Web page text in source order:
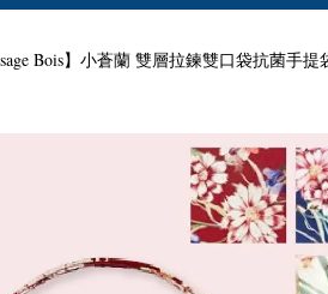
Bois】小蒼蘭 雙層拉鍊雙口袋抗菌手提